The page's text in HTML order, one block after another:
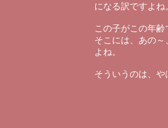
になる訳ですよね
この子がこの年
そこには、あの
よね。
そういうのは、や